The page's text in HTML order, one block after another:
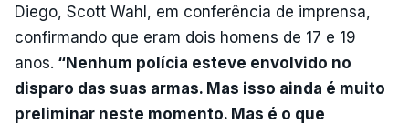
Diego, Scott Wahl, em conferência de imprensa,
confirmando que eram dois homens de 17 e 19
anos. “Nenhum polícia esteve envolvido no
disparo das suas armas. Mas isso ainda é muito
preliminar neste momento. Mas é o que